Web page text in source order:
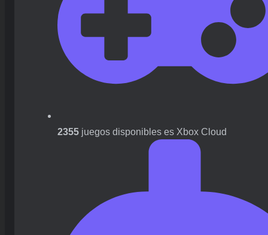
2355 juegos disponibles es Xbox Cloud